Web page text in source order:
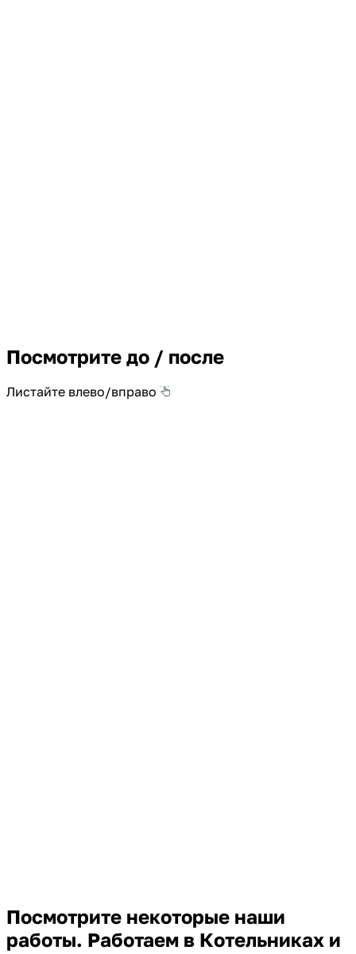
Посмотрите до / после
Листайте влево/вправо
Посмотрите некоторые наши
работы. Работаем в Котельниках и